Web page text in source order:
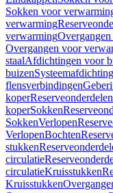
Sokken voor
verwarming
verwarming
Overgangen voor
staalAfdichtingen voor
buizen
flensverbindingen
koper
koperSokken
SokkenVerlopen
VerlopenBochten
stukken
circulatie
circulatieKruisstukken
Kruisstukken